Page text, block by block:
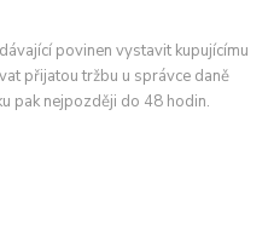
povinen vystavit kupujícímu
přijatou tržbu u správce daně
pak nejpozději do 48 hodin.